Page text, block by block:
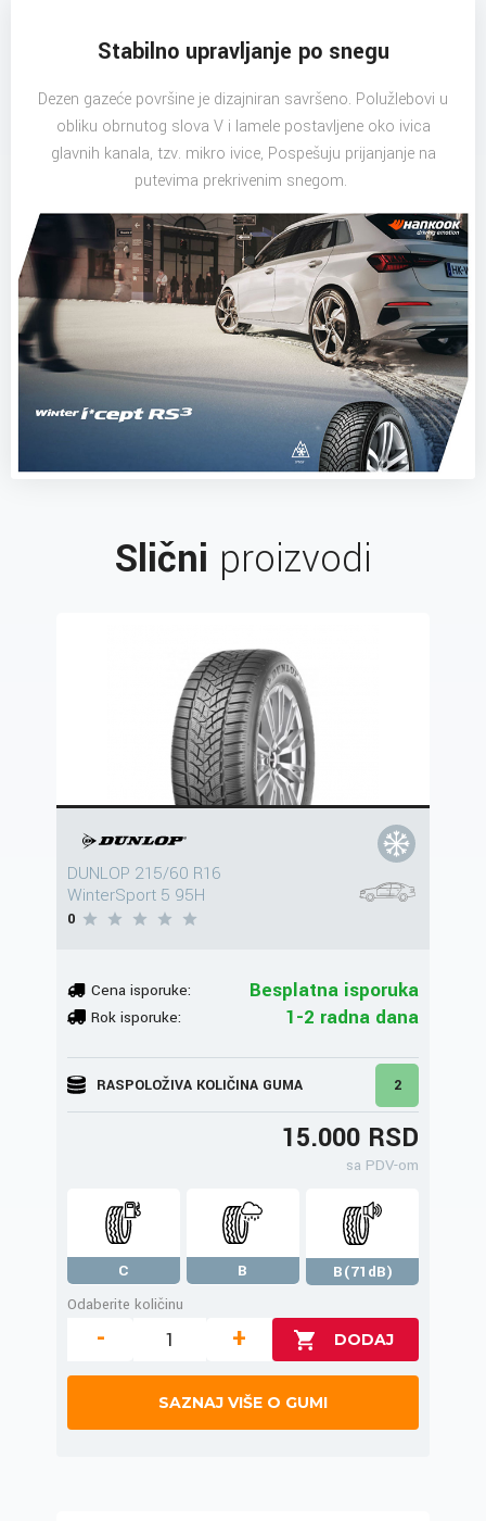
Stabilno upravljanje po snegu
Dezen gazeće površine je dizajniran savršeno. Polužlebovi u
obliku obrnutog slova V i lamele postavljene oko ivica
glavnih kanala, tzv. mikro ivice, Pospešuju prijanjanje na
putevima prekrivenim snegom.
Slični proizvodi
DUNLOP 215/60 R16
WinterSport 5 95H
0
Cena isporuke: Besplatna isporuka
Rok isporuke: 1-2 radna dana
RASPOLOŽIVA KOLIČINA GUMA 2
15.000 RSD
sa PDV-om
C B
B(71dB)
Odaberite količinu
- +
SAZNAJ VIŠE O GUMI